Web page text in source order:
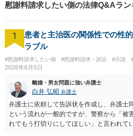
慰謝料請求したい側の法律Q&Aラン
1
患者と主治医の関係性での性
ラブル
#慰謝料請求したい側 #慰謝料請求・訴訟 #示談
2026年8月5日
離婚・男女問題に強い弁護士
白井 弘昭 弁護士
弁護士に依頼して告訴状を作成し、弁護士
という流れが一般的ですが、警察から「被
れでもう打切りにしてほしい」と言われて